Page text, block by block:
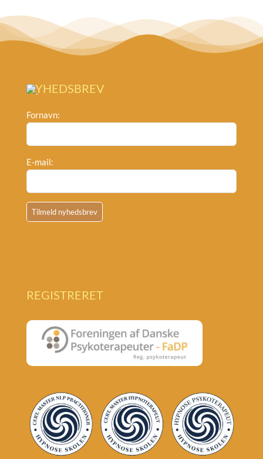
NYHEDSBREV
Fornavn:
E-mail:
REGISTRERET